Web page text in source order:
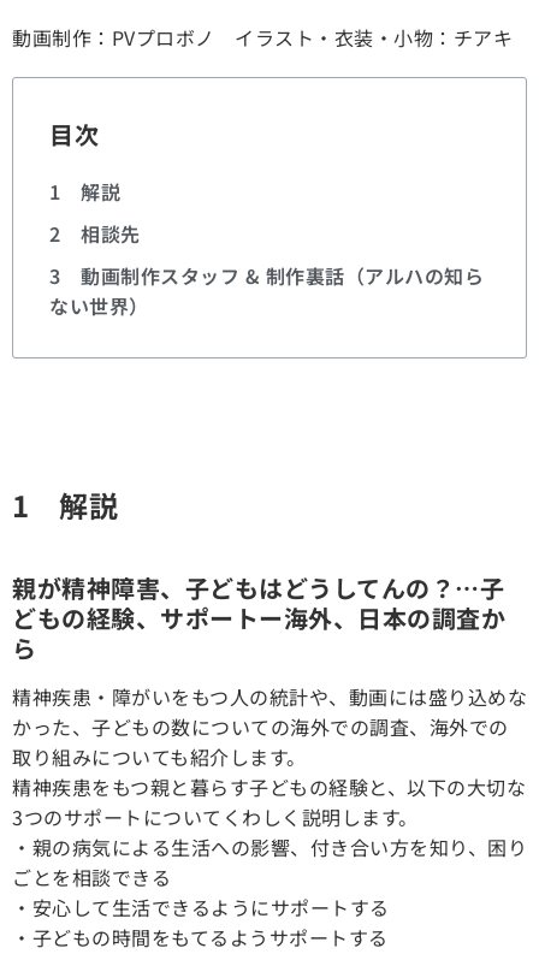
動画制作：PVプロボノ イラスト・衣装・小物：チアキ
目次
1 解説
2 相談先
3 動画制作スタッフ & 制作裏話（アルハの知ら
ない世界）
1 解説
親が精神障害、子どもはどうしてんの？…子
どもの経験、サポートー海外、日本の調査か
ら
精神疾患・障がいをもつ人の統計や、動画には盛り込めな
かった、子どもの数についての海外での調査、海外での
取り組みについても紹介します。
精神疾患をもつ親と暮らす子どもの経験と、以下の大切な
3つのサポートについてくわしく説明します。
・親の病気による生活への影響、付き合い方を知り、困り
ごとを相談できる
・安心して生活できるようにサポートする
・子どもの時間をもてるようサポートする